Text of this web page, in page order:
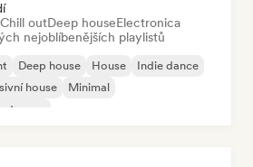
Chill outDeep houseElectronica
nejoblíbenějších playlistů
Deep house House
Indie dance
house
Minimal